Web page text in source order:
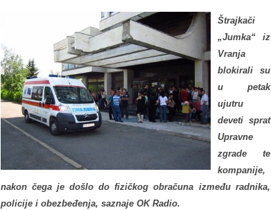
Štrajkači
„Jumka“ iz
Vranja
blokirali su
u petak
ujutru
deveti sprat
Upravne
zgrade te
kompanije,
nakon čega je došlo do fizičkog obračuna između radnika,
policije i obezbeđenja, saznaje OK Radio.